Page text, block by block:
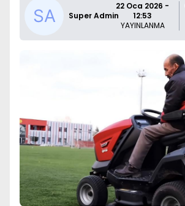
Super Admin
22 Oca 2026 -
12:53
YAYINLANMA